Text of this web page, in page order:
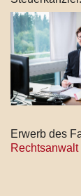
Erwerb des